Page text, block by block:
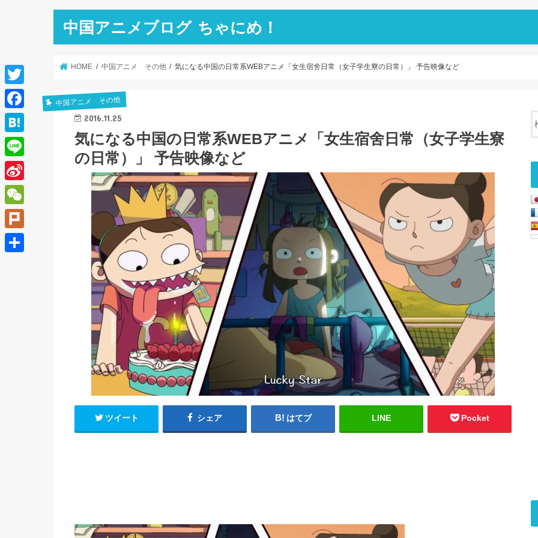
中国アニメブログ ちゃにめ！
HOME 中国アニメ その他 気になる中国の日常系WEBアニメ「女生宿舍日常（女子学生寮の日常）」 予告映像など
中国アニメ その他
2016.11.25
気になる中国の日常系WEBアニメ「女生宿舍日常（女子学生寮
の日常）」 予告映像など
ツイート シェア はてブ LINE Pocket
T
w
i
t
e
r
F
a
c
e
b
o
o
k
H
a
t
e
a
L
i
n
e
S
i
n
a
W
e
C
P